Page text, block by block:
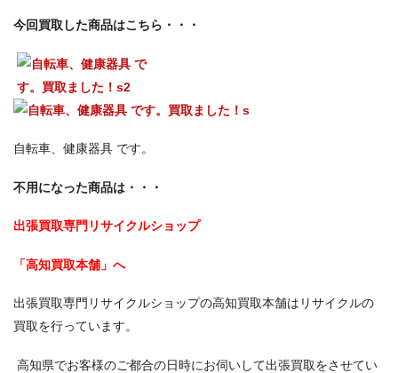
今回買取した商品はこちら・・・
自転車、健康器具 です。
不用になった商品は・・・
出張買取専門リサイクルショップ
「高知買取本舗」へ
出張買取専門リサイクルショップの高知買取本舗はリサイクルの
買取を行っています。
高知県でお客様のご都合の日時にお伺いして出張買取をさせてい